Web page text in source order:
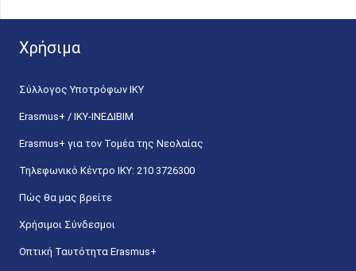
Χρήσιμα
Σύλλογος Υποτρόφων ΙΚΥ
Erasmus+ / ΙΚΥ-ΙΝΕΔΙΒΙΜ
Erasmus+ για τον Τομέα της Νεολαίας
Τηλεφωνικό Κέντρο IKY: 210 3726300
Πώς θα μας βρείτε
Χρήσιμοι Σύνδεσμοι
Οπτική Ταυτότητα Erasmus+